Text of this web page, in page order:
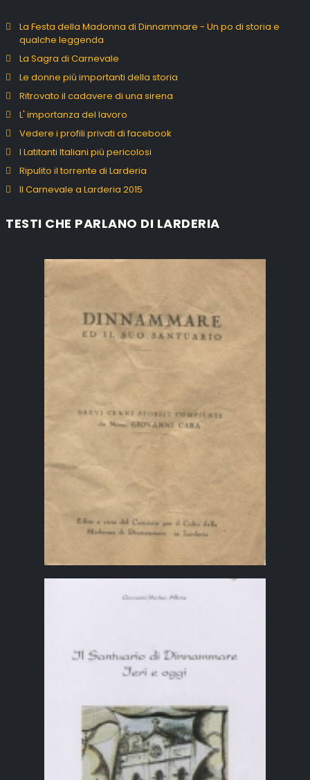
La Festa della Madonna di Dinnammare - Un po di storia e
qualche leggenda
La Sagra di Carnevale
Le donne più importanti della storia
Ritrovato il cadavere di una sirena
L' importanza del lavoro
Vedere i profili privati di facebook
I Latitanti Italiani più pericolosi
Ripulito il torrente di Larderia
Il Carnevale a Larderia 2015
TESTI CHE PARLANO DI LARDERIA